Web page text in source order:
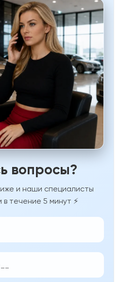
вопросы?
и наши специалисты
в течение 5 минут ⚡